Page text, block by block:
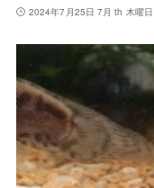
2024年7月25日 7月 th 木曜日